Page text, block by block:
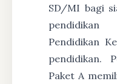
SD/MI bagi
Pendidikan
pendidikan.
Paket A